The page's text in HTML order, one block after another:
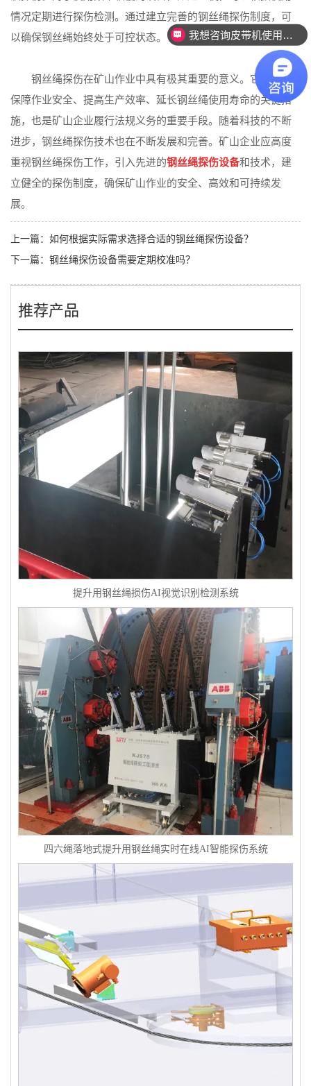
情况定期进行探伤检测。通过建立完善的钢丝绳探伤制度，可
以确保钢丝绳始终处于可控状态。
钢丝绳探伤在矿山作业中具有极其重要的意义。它不仅是
保障作业安全、提高生产效率、延长钢丝绳使用寿命的关键措
施，也是矿山企业履行法规义务的重要手段。随着科技的不断
进步，钢丝绳探伤技术也在不断发展和完善。矿山企业应高度
重视钢丝绳探伤工作，引入先进的钢丝绳探伤设备和技术，建
立健全的探伤制度，确保矿山作业的安全、高效和可持续发
展。
上一篇： 如何根据实际需求选择合适的钢丝绳探伤设备？
下一篇： 钢丝绳探伤设备需要定期校准吗？
推荐产品
提升用钢丝绳损伤AI视觉识别检测系统
提升用钢丝绳损伤AI视觉识别检测系统
四六绳落地式提升用钢丝绳实时在线AI智能探伤系统
四六绳落地式提升用钢丝绳实时在线AI智能探伤系统
架空乘人装置钢丝绳损伤AI视觉识别检测系统
我想咨询物联方面的产品。